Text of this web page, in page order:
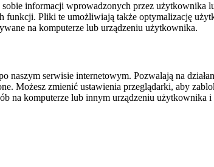
informacji wprowadzonych przez
funkcji. Pliki te umożliwiają także optymalizację
na komputerze lub urządzeniu użytkownika.
naszym serwisie internetowym. Pozwalają na
Możesz zmienić ustawienia przeglądarki, aby
na komputerze lub innym urządzeniu użytkownika